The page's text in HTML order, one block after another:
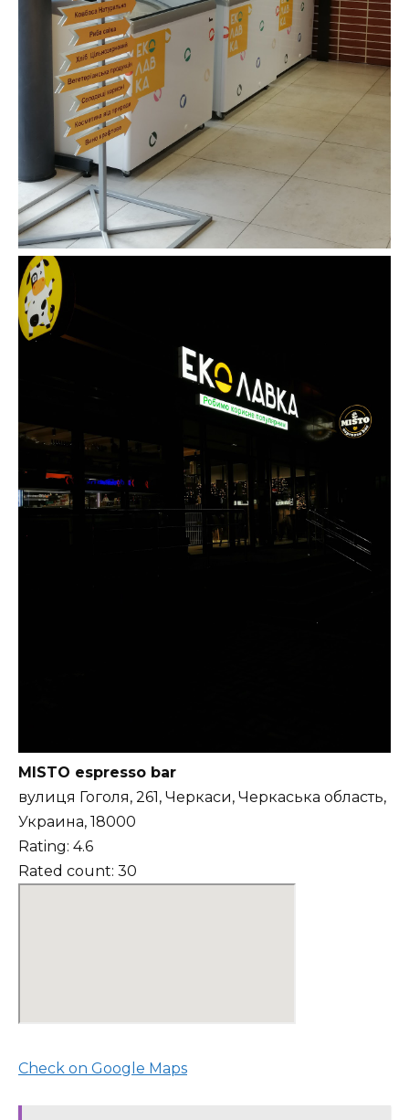
MISTO espresso bar
вулиця Гоголя, 261, Черкаси, Черкаська область,
Украина, 18000
Rating: 4.6
Rated count: 30
Check on Google Maps